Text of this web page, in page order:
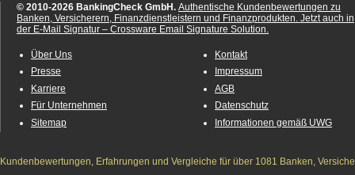
© 2010-2026 BankingCheck GmbH. Authentische Kundenbewertungen zu
Banken, Versicherern, Finanzdienstleistern und Finanzprodukten. Jetzt auch in
der E-Mail Signatur – Crossware Email Signature Solution.
Über Uns
Presse
Karriere
Für Unternehmen
Sitemap
Kontakt
Impressum
AGB
Datenschutz
Informationen gemäß UWG
Kundenbewertungen, Erfahrungen und Vergleiche für über 1081 Banken,